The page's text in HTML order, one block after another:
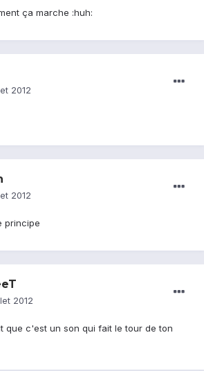
ça marche :huh:
2012
2012
principe
2012
que c'est un son qui fait le tour de ton